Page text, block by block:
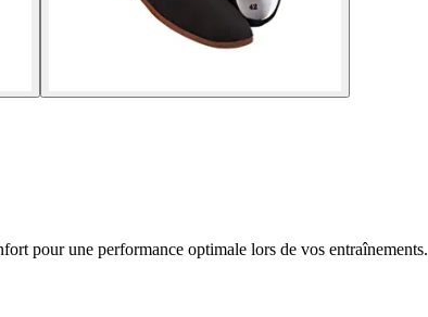
pour une performance optimale lors de vos entraînements.